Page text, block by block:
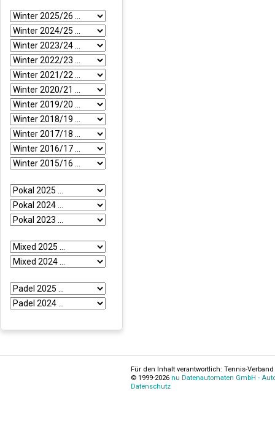
Für den Inhalt verantwortlich: Tennis-
© 1999-2026 nu Datenautomaten GmbH -
Datenschutz